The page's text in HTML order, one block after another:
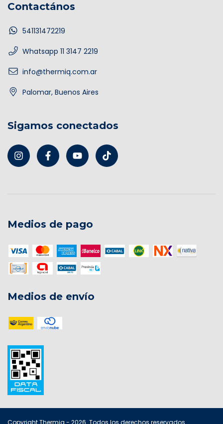
Contactános
541131472219
Whatsapp 11 3147 2219
info@thermiq.com.ar
Palomar, Buenos Aires
Sigamos conectados
Medios de pago
Medios de envío
Copyright Thermiq - 2026. Todos los derechos reservados.